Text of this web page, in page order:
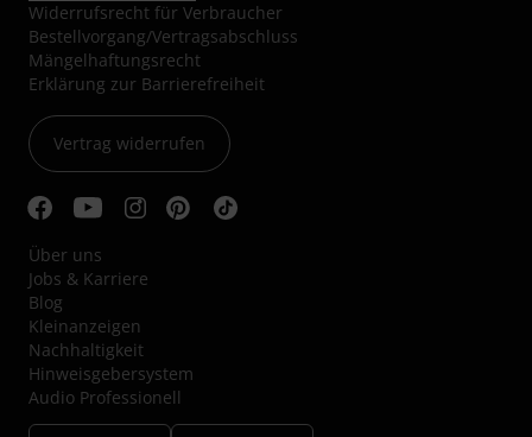
Widerrufsrecht für Verbraucher
Bestellvorgang/Vertragsabschluss
Mängelhaftungsrecht
Erklärung zur Barrierefreiheit
Vertrag widerrufen
Über uns
Jobs & Karriere
Blog
Kleinanzeigen
Nachhaltigkeit
Hinweisgebersystem
Audio Professionell